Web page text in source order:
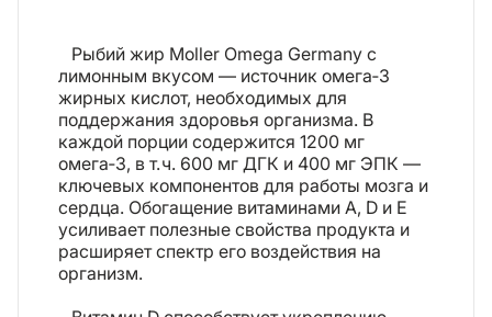
Рыбий жир Moller Omega Germany с
лимонным вкусом — источник омега‑3
жирных кислот, необходимых для
поддержания здоровья организма. В
каждой порции содержится 1200 мг
омега‑3, в т. ч. 600 мг ДГК и 400 мг ЭПК —
ключевых компонентов для работы мозга и
сердца. Обогащение витаминами A, D и E
усиливает полезные свойства продукта и
расширяет спектр его воздействия на
организм.